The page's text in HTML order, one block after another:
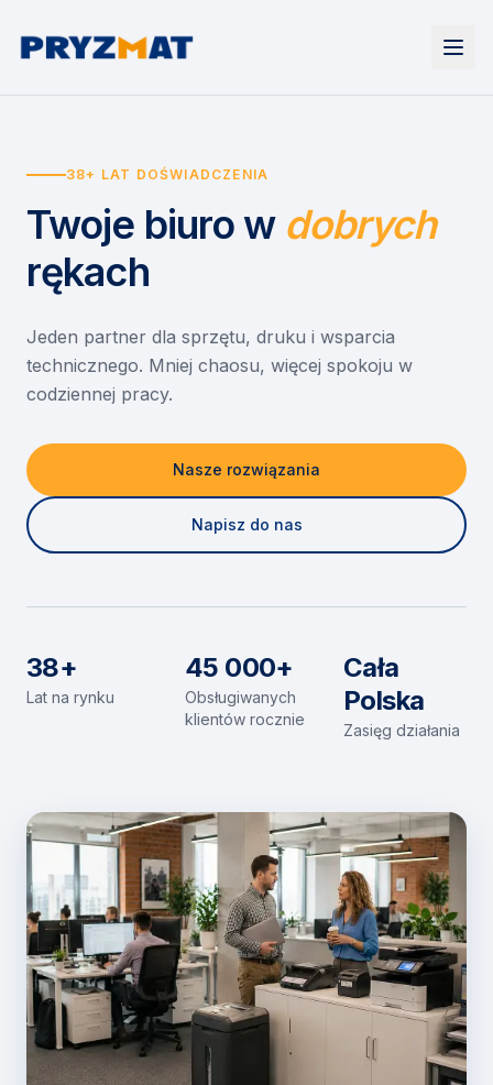
Urządzenia
Drukarki i urządzenia wielofunkcyjne
Etykiety i identyfikacja
Skanery i obieg dokumentów
Monitory interaktywne
Niszczarki dokumentów
Wynajem drukarek
Wynajem urządzeń biurowych
Asystent druku
EZD RP
Misja szkoła
Serwis
O nas
Kontakt
38+ LAT DOŚWIADCZENIA
Twoje biuro w dobrych
rękach
Jeden partner dla sprzętu, druku i wsparcia
technicznego. Mniej chaosu, więcej spokoju w
codziennej pracy.
Nasze rozwiązania
Napisz do nas
38+
Lat na rynku
45 000+
Obsługiwanych
klientów rocznie
Cała
Polska
Zasięg działania